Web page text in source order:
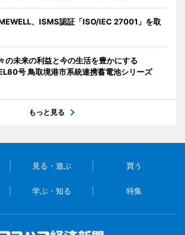
、ISMS認証「ISO/IEC 27001」を取
の未来の利益と今の生活を豊かにする
号 鳥取境港市系統連携蓄電池シリーズ
もっと見る
見る・遊ぶ 買う
学ぶ・知る 特集